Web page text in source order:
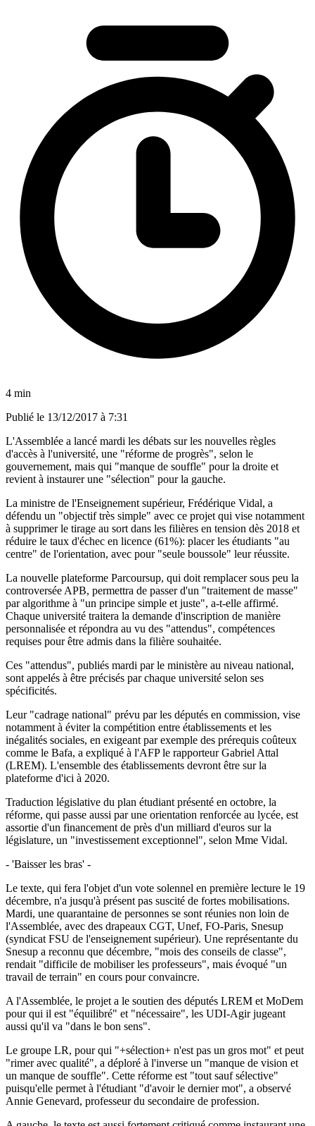
4 min
Publié le 13/12/2017 à 7:31
L'Assemblée a lancé mardi les débats sur les nouvelles règles
d'accès à l'université, une "réforme de progrès", selon le
gouvernement, mais qui "manque de souffle" pour la droite et
revient à instaurer une "sélection" pour la gauche.
La ministre de l'Enseignement supérieur, Frédérique Vidal, a
défendu un "objectif très simple" avec ce projet qui vise notamment
à supprimer le tirage au sort dans les filières en tension dès 2018 et
réduire le taux d'échec en licence (61%): placer les étudiants "au
centre" de l'orientation, avec pour "seule boussole" leur réussite.
La nouvelle plateforme Parcoursup, qui doit remplacer sous peu la
controversée APB, permettra de passer d'un "traitement de masse"
par algorithme à "un principe simple et juste", a-t-elle affirmé.
Chaque université traitera la demande d'inscription de manière
personnalisée et répondra au vu des "attendus", compétences
requises pour être admis dans la filière souhaitée.
Ces "attendus", publiés mardi par le ministère au niveau national,
sont appelés à être précisés par chaque université selon ses
spécificités.
Leur "cadrage national" prévu par les députés en commission, vise
notamment à éviter la compétition entre établissements et les
inégalités sociales, en exigeant par exemple des prérequis coûteux
comme le Bafa, a expliqué à l'AFP le rapporteur Gabriel Attal
(LREM). L'ensemble des établissements devront être sur la
plateforme d'ici à 2020.
Traduction législative du plan étudiant présenté en octobre, la
réforme, qui passe aussi par une orientation renforcée au lycée, est
assortie d'un financement de près d'un milliard d'euros sur la
législature, un "investissement exceptionnel", selon Mme Vidal.
- 'Baisser les bras' -
Le texte, qui fera l'objet d'un vote solennel en première lecture le 19
décembre, n'a jusqu'à présent pas suscité de fortes mobilisations.
Mardi, une quarantaine de personnes se sont réunies non loin de
l'Assemblée, avec des drapeaux CGT, Unef, FO-Paris, Snesup
(syndicat FSU de l'enseignement supérieur). Une représentante du
Snesup a reconnu que décembre, "mois des conseils de classe",
rendait "difficile de mobiliser les professeurs", mais évoqué "un
travail de terrain" en cours pour convaincre.
A l'Assemblée, le projet a le soutien des députés LREM et MoDem
pour qui il est "équilibré" et "nécessaire", les UDI-Agir jugeant
aussi qu'il va "dans le bon sens".
Le groupe LR, pour qui "+sélection+ n'est pas un gros mot" et peut
"rimer avec qualité", a déploré à l'inverse un "manque de vision et
un manque de souffle". Cette réforme est "tout sauf sélective"
puisqu'elle permet à l'étudiant "d'avoir le dernier mot", a observé
Annie Genevard, professeur du secondaire de profession.